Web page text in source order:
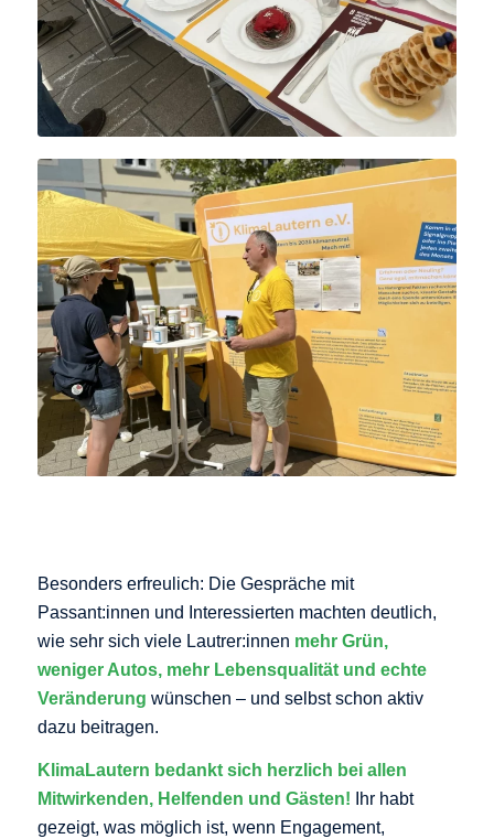
Besonders erfreulich: Die Gespräche mit
Passant:innen und Interessierten machten deutlich,
wie sehr sich viele Lautrer:innen mehr Grün,
weniger Autos, mehr Lebensqualität und echte
Veränderung wünschen – und selbst schon aktiv
dazu beitragen.
KlimaLautern bedankt sich herzlich bei allen
Mitwirkenden, Helfenden und Gästen! Ihr habt
gezeigt, was möglich ist, wenn Engagement,